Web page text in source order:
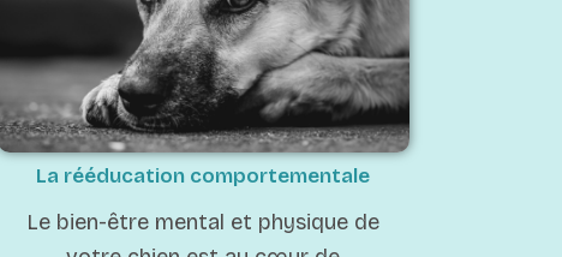
La rééducation comportementale
Le bien-être mental et physique de